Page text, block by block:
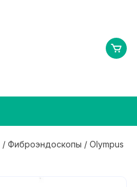
/Фиброэндоскопы / Olympus